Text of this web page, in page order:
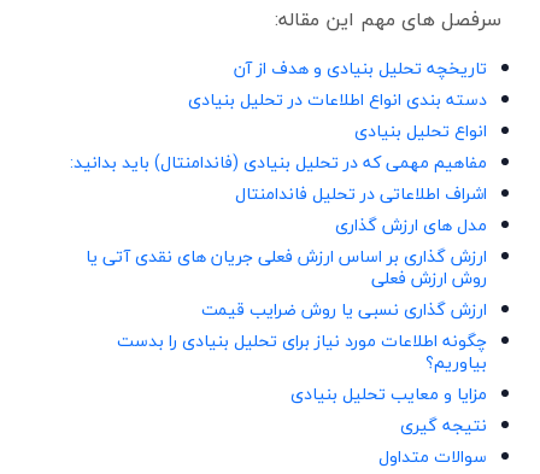
سرفصل های مهم این مقاله:
تاریخچه تحلیل بنیادی و هدف از آن
دسته بندی انواع اطلاعات در تحلیل بنیادی
انواع تحلیل بنیادی
مفاهیم مهمی که در تحلیل بنیادی (فاندامنتال) باید بدانید:
اشراف اطلاعاتی در تحلیل فاندامنتال
مدل های ارزش گذاری
ارزش گذاری بر اساس ارزش فعلی جریان های نقدی آتی یا
روش ارزش فعلی
ارزش گذاری نسبی یا روش ضرایب قیمت
چگونه اطلاعات مورد نیاز برای تحلیل بنیادی را بدست
بیاوریم؟
مزایا و معایب تحلیل بنیادی
نتیجه گیری
سوالات متداول